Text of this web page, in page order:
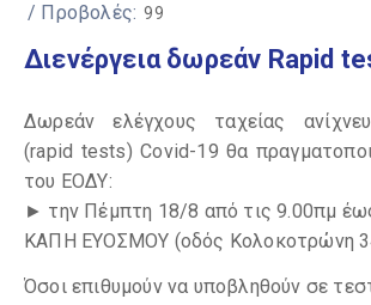
/ Προβολές: 99
Διενέργεια δωρεάν Rapid
Δωρεάν ελέγχους ταχείας
(rapid tests) Covid-19 θα
του ΕΟΔΥ:
► την Πέμπτη 18/8 από τις 9.00πμ
ΚΑΠΗ ΕΥΟΣΜΟΥ (οδός Κολοκοτρώνη
Όσοι επιθυμούν να υποβληθούν σε